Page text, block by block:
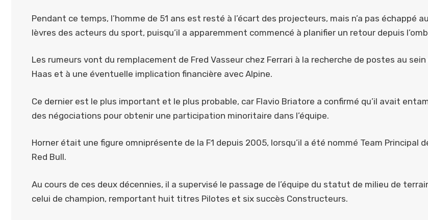
Pendant ce temps, l’homme de 51 ans est resté à l’écart des projecteurs, mais n’a pas échappé
lèvres des acteurs du sport, puisqu’il a apparemment commencé à planifier un retour depuis
Les rumeurs vont du remplacement de Fred Vasseur chez Ferrari à la recherche de postes au sein
Haas et à une éventuelle implication financière avec Alpine.
Ce dernier est le plus important et le plus probable, car Flavio Briatore a confirmé qu’il avait
des négociations pour obtenir une participation minoritaire dans l’équipe.
Horner était une figure omniprésente de la F1 depuis 2005, lorsqu’il a été nommé Team Principal
Red Bull.
Au cours de ces deux décennies, il a supervisé le passage de l’équipe du statut de milieu de
celui de champion, remportant huit titres Pilotes et six succès Constructeurs.